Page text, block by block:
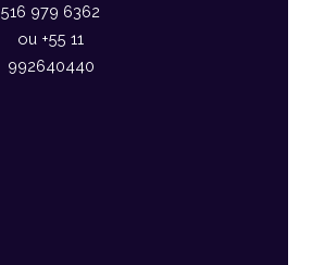
516 979 6362
ou +55 11
992640440